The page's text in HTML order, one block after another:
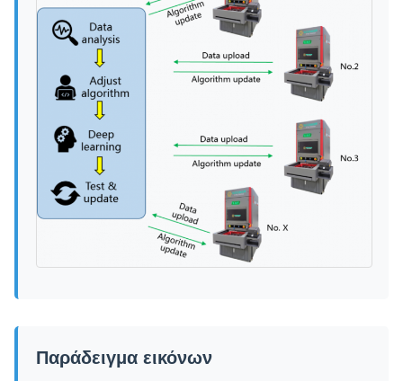
Παράδειγμα εικόνων